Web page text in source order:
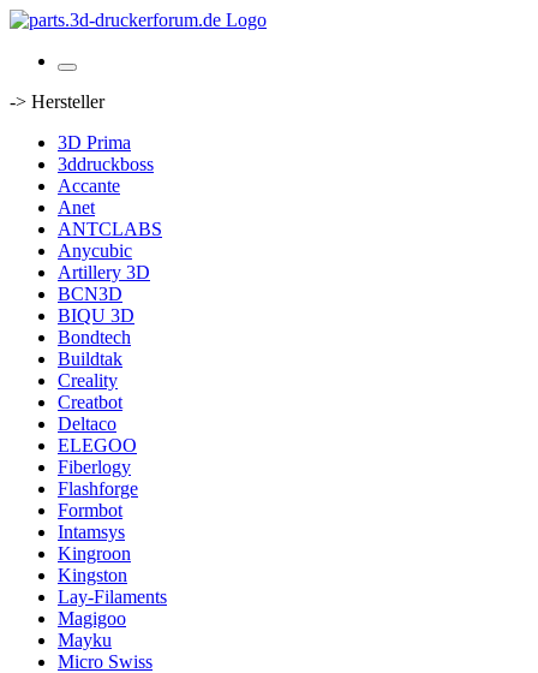
-> Hersteller
3D Prima
3ddruckboss
Accante
Anet
ANTCLABS
Anycubic
Artillery 3D
BCN3D
BIQU 3D
Bondtech
Buildtak
Creality
Creatbot
Deltaco
ELEGOO
Fiberlogy
Flashforge
Formbot
Intamsys
Kingroon
Kingston
Lay-Filaments
Magigoo
Mayku
Micro Swiss